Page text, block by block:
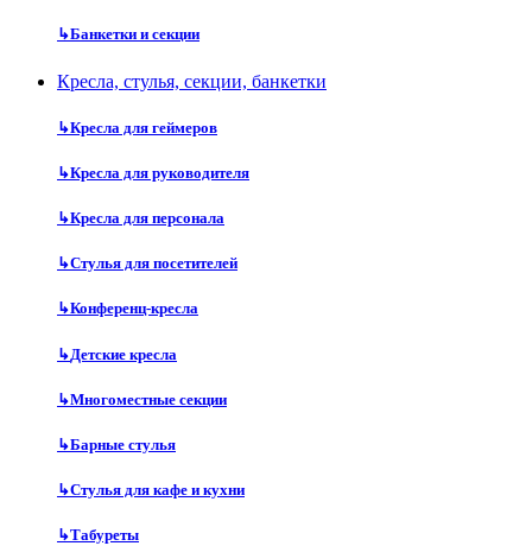
↳Банкетки и секции
Кресла, стулья, секции, банкетки
↳Кресла для геймеров
↳Кресла для руководителя
↳Кресла для персонала
↳Стулья для посетителей
↳Конференц-кресла
↳Детские кресла
↳Многоместные секции
↳Барные стулья
↳Стулья для кафе и кухни
↳Табуреты